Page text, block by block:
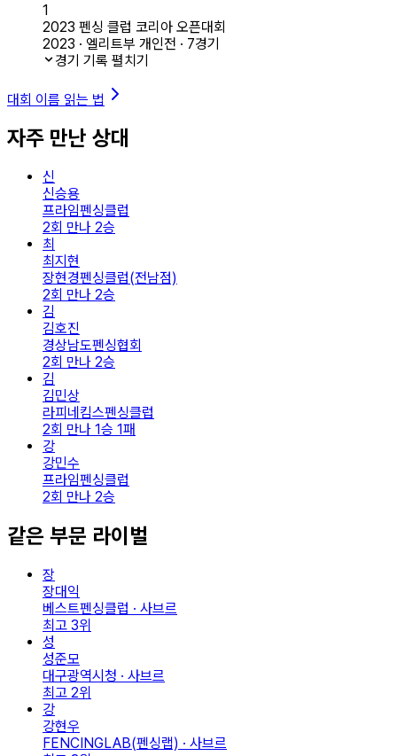
1
2023 펜싱 클럽 코리아 오픈대회
2023 · 엘리트부 개인전 · 7경기
경기 기록 펼치기
대회 이름 읽는 법
자주 만난 상대
신
신승용
프라임펜싱클럽
2회 만나 2승
최
최지현
장현경펜싱클럽(전남점)
2회 만나 2승
김
김호진
경상남도펜싱협회
2회 만나 2승
김
김민상
라피네킴스펜싱클럽
2회 만나 1승 1패
강
강민수
프라임펜싱클럽
2회 만나 2승
같은 부문 라이벌
장
장대익
베스트펜싱클럽 · 사브르
최고 3위
성
성준모
대구광역시청 · 사브르
최고 2위
강
강현우
FENCINGLAB(펜싱랩) · 사브르